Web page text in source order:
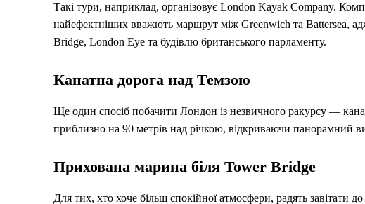
Такі тури, наприклад, організовує London Kayak Company.
найефектніших вважють маршрут між Greenwich та Battersea,
Bridge, London Eye та будівлю британського парламенту.
Канатна дорога над Темзою
Ще один спосіб побачити Лондон із незвичного ракурсу —
приблизно на 90 метрів над річкою, відкриваючи панорамний
Прихована марина біля Tower Bridge
Для тих, хто хоче більш спокійної атмосфери, радять